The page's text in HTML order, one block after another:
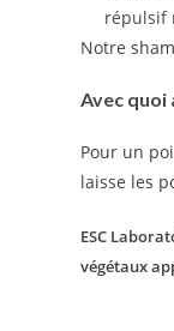
répulsif
Notre
Avec quoi
Pour un
laisse les
ESC
végétaux